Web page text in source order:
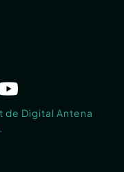
de Digital Antena